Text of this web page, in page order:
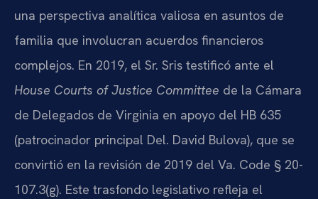
una perspectiva analítica valiosa en asuntos de
familia que involucran acuerdos financieros
complejos. En 2019, el Sr. Sris testificó ante el
House Courts of Justice Committee de la Cámara
de Delegados de Virginia en apoyo del HB 635
(patrocinador principal Del. David Bulova), que se
convirtió en la revisión de 2019 del Va. Code § 20-
107.3(g). Este trasfondo legislativo refleja el